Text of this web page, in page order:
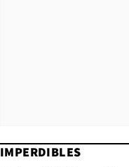
IMPERDIBLES